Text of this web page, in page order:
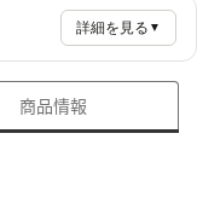
詳細を見る ▼
商品情報